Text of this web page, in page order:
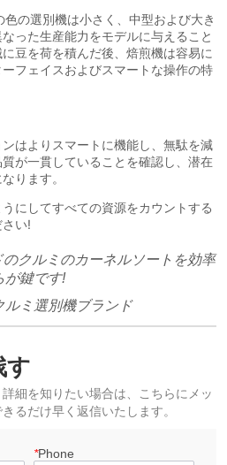
のクルミのカーネルソートを効率
が鍵です!
ルミ選別機ブランド
す
細を知りたい場合は、こちらにメッ
るだけ早く返信いたします。
*Phone